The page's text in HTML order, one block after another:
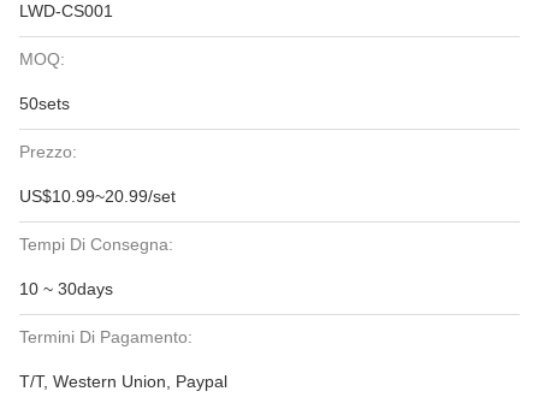
LWD-CS001
MOQ:
50sets
Prezzo:
US$10.99~20.99/set
Tempi Di Consegna:
10 ~ 30days
Termini Di Pagamento:
T/T, Western Union, Paypal